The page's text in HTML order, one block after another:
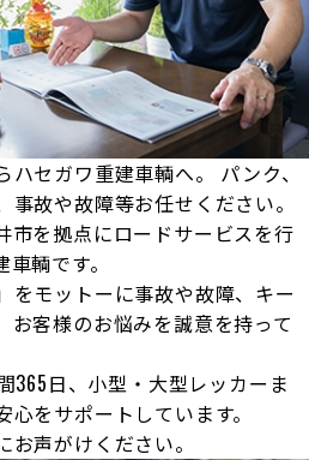
ハセガワ重建車輌へ。
パンク、
事故や故障等お任せください。
市を拠点にロードサービスを行
輌です。
をモットーに事故や故障、キー
お客様のお悩みを誠意を持って
365日、小型・大型レッカーま
をサポートしています。
声がけください。